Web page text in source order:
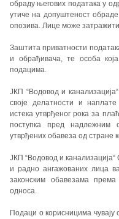
обраду његових података у
утиче на допуштеност
опозива. Лице може
Заштита приватности
и обрађивача, те особа
подацима.
ЈКП “Водовод и
своје делатности и
истека утврђеног рока за
поступка пред надлежним
утврђених обавеза од стране
ЈКП “Водовод и
и радно ангажованих лица
законским обавезама
односа.
Подаци о корисницима чувају